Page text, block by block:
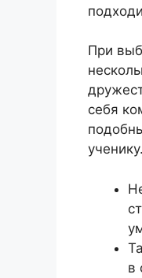
При
себя
ученику.
в